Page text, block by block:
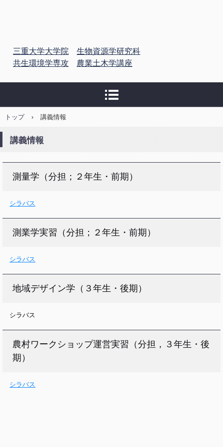
三重大学大学院 農村計
画学教育研究分野
三重大学大学院
生物資源学研究科
共生環境学専攻
農業土木学講座
トップ › 講義情報
講義情報
測量学（分担；２年生・前期）
シラバス
測業学実習（分担；２年生・前期）
シラバス
地域デザイン学（３年生・後期）
シラバス
農村ワークショップ運営実習（分担，３年生・後
期）
シラバス